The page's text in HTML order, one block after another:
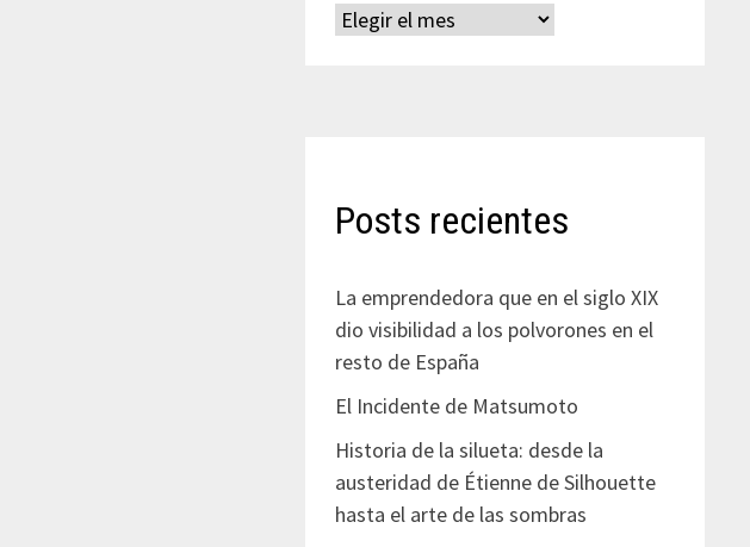
Archivos
Posts recientes
La emprendedora que en el siglo XIX
dio visibilidad a los polvorones en el
resto de España
El Incidente de Matsumoto
Historia de la silueta: desde la
austeridad de Étienne de Silhouette
hasta el arte de las sombras